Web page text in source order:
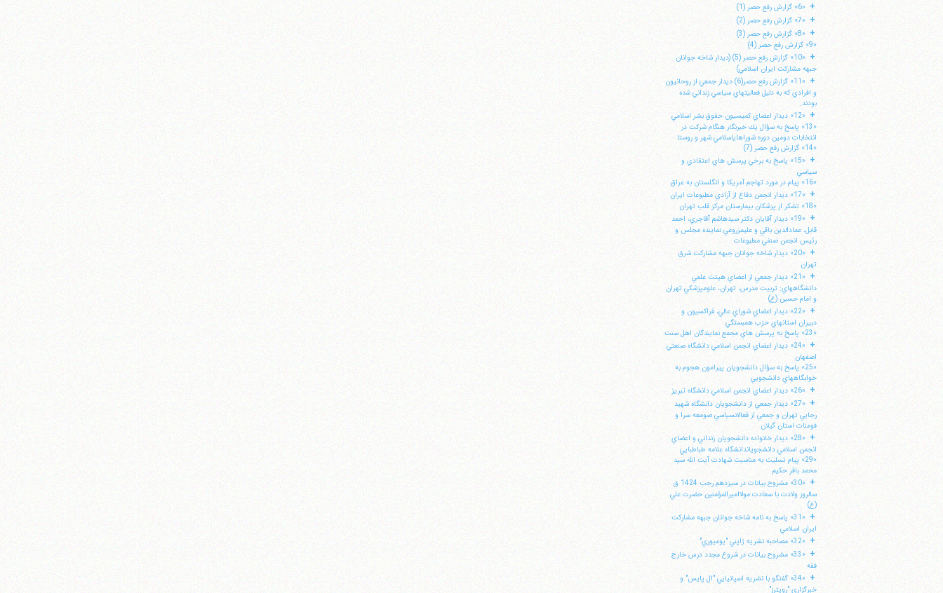
+ «6» گزارش رفع حصر (1)
+ «7» گزارش رفع حصر (2)
+ «8» گزارش رفع حصر (3)
«9» گزارش رفع حصر (4)
+
«10» گزارش رفع حصر (5) (ديدار شاخه جوانان
جبهه مشاركت ايران اسلامي)
+
«11» گزارش رفع حصر(6) ديدار جمعي از روحانيون
و افرادي كه به دليل فعاليتهاي سياسي زنداني شده
بودند.
+ «12» ديدار اعضاي كميسيون حقوق بشر اسلامي
«13» پاسخ به سؤال يك خبرنگار هنگام شركت در
انتخابات دومين دوره شوراهاياسلامي شهر و روستا
«14» گزارش رفع حصر (7)
+
«15» پاسخ به برخي پرسش هاي اعتقادي و
سياسي
«16» پيام در مورد تهاجم آمريكا و انگلستان به عراق
+ «17» ديدار انجمن دفاع از آزادي مطبوعات ايران
«18» تشكر از پزشكان بيمارستان مركز قلب تهران
+
«19» ديدار آقايان دكتر سيدهاشم آقاجري، احمد
قابل، عمادالدين باقي و عليمزروعي نماينده مجلس و
رئيس انجمن صنفي مطبوعات
+
«20» ديدار شاخه جوانان جبهه مشاركت شرق
تهران
+
«21» ديدار جمعي از اعضاي هيئت علمي
دانشگاههاي: تربيت مدرس، تهران، علومپزشكي تهران
و امام حسين (ع)
+
«22» ديدار اعضاي شوراي عالي، فراكسيون و
دبيران استانهاي حزب همبستگي
«23» پاسخ به پرسش هاي مجمع نمايندگان اهل سنت
+
«24» ديدار اعضاي انجمن اسلامي دانشگاه صنعتي
اصفهان
«25» پاسخ به سؤال دانشجويان پيرامون هجوم به
خوابگاههاي دانشجويي
+ «26» ديدار اعضاي انجمن اسلامي دانشگاه تبريز
+
«27» ديدار جمعي از دانشجويان دانشگاه شهيد
رجايي تهران و جمعي از فعالانسياسي صومعه سرا و
فومنات استان گيلان
+
«28» ديدار خانواده دانشجويان زنداني و اعضاي
انجمن اسلامي دانشجوياندانشگاه علامه طباطبايي
«29» پيام تسليت به مناسبت شهادت آيت الله سيد
محمد باقر حكيم
+
«30» مشروح بيانات در سيزدهم رجب 1424 ق
سالروز ولادت با سعادت مولااميرالمؤمنين حضرت علي
(ع)
+
«31» پاسخ به نامه شاخه جوانان جبهه مشاركت
ايران اسلامي
+ «32» مصاحبه نشريه ژاپني "يوميوري"
+
«33» مشروح بيانات در شروع مجدد درس خارج
فقه
+
«34» گفتگو با نشريه اسپانيايي "ال پايس" و
خبرگزاري "رويترز"